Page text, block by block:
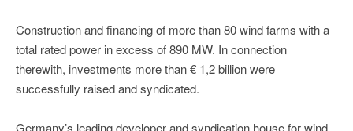
Construction and financing of more than 80 wind farms with a
total rated power in excess of 890 MW. In connection
therewith, investments more than € 1,2 billion were
successfully raised and syndicated.